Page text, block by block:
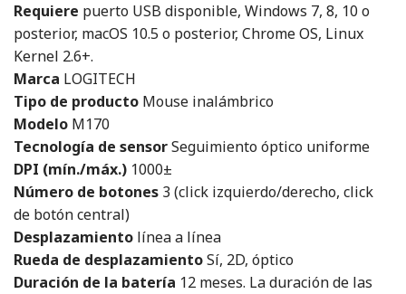
Requiere puerto USB disponible, Windows 7, 8, 10 o
posterior, macOS 10.5 o posterior, Chrome OS, Linux
Kernel 2.6+.
Marca LOGITECH
Tipo de producto Mouse inalámbrico
Modelo M170
Tecnología de sensorSeguimiento óptico uniforme
DPI (mín./máx.) 1000±
Número de botones 3 (click izquierdo/derecho, click
de botón central)
Desplazamiento línea a línea
Rueda de desplazamientoSí, 2D, óptico
Duración de la batería 12 meses. La duración de las